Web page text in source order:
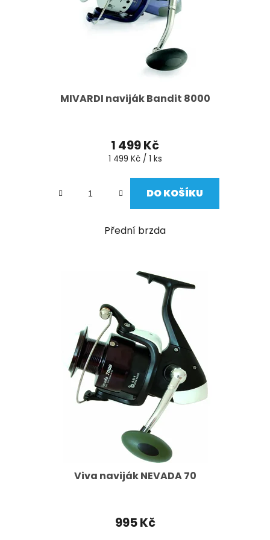
MIVARDI naviják Bandit 8000
1 499 Kč
Měrná
1 499 Kč / 1 ks
DO KOŠÍKU
Přední brzda
Viva naviják NEVADA 70
995 Kč